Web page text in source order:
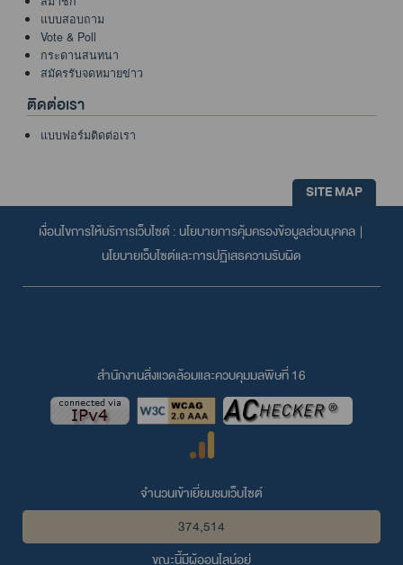
แบบสอบถาม
Vote & Poll
กระดานสนทนา
สมัครรับจดหมายข่าว
ติดต่อเรา
แบบฟอร์มติดต่อเรา
SITE MAP
เงื่อนไขการให้บริการเว็บไซต์ : นโยบายการคุ้มครองข้อมูลส่วนบุคคล |
นโยบายเว็บไซต์และการปฏิเสธความรับผิด
สำนักงานสิ่งแวดล้อมและควบคุมมลพิษที่ 16
จำนวนเข้าเยี่ยมชมเว็บไซต์
374,514
ขณะนี้มีผู้ออนไลน์อยู่